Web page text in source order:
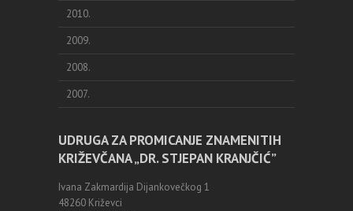
2010.
2009.
2008.
2007.
UDRUGA ZA PROMICANJE ZNAMENITIH
KRIŽEVČANA „DR. STJEPAN KRANJČIĆ”
Ivana Zakmardija Dijankovečkog 1
48260 Križevci